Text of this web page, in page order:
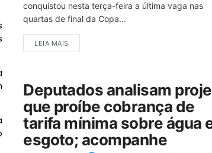
conquistou nesta terça-feira a última vaga nas
quartas de final da Copa...
LEIA MAIS
Deputados analisam
que proíbe cobrança de
tarifa mínima sobre água
esgoto; acompanhe